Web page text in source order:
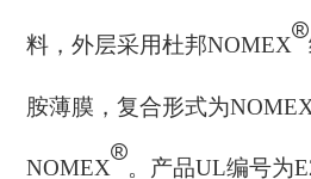
料，外层采用杜邦NOMEX
®
胺薄膜，复合形式为
NOMEX
®
。产品UL编号为